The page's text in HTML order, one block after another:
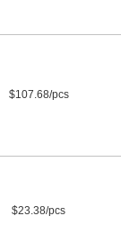
$107.68/pcs
$23.38/pcs